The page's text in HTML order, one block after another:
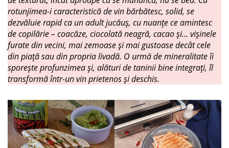
rotunjimea-i caracteristică de vin bărbătesc, solid, se
dezvăluie rapid ca un adult jucăuş, cu nuanţe ce amintesc
de copilărie – coacăze, ciocolată neagră, cacao şi… vişinele
furate din vecini, mai zemoase şi mai gustoase decât cele
din piaţă sau din propria livadă. O urmă de mineralitate îi
sporeşte profunzimea şi, alături de taninii bine integraţi, îl
transformă într-un vin prietenos şi deschis.